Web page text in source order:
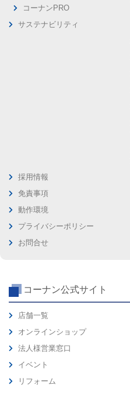
コーナンPRO
サステナビリティ
採用情報
免責事項
動作環境
プライバシーポリシー
お問合せ
コーナン公式サイト
店舗一覧
オンラインショップ
法人様営業窓口
イベント
リフォーム